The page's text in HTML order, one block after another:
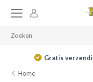
Gratis
Home